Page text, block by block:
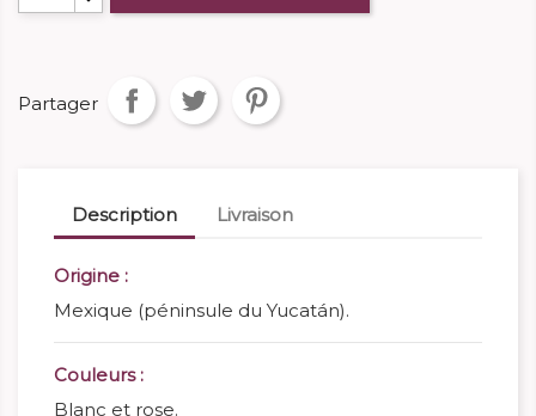
Partager
Description Livraison
Origine :
Mexique (péninsule du Yucatán).
Couleurs :
Blanc et rose.